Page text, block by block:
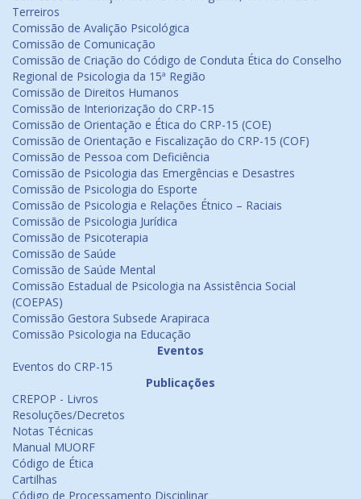
Terreiros
Comissão de Avalição Psicológica
Comissão de Comunicação
Comissão de Criação do Código de Conduta Ética do Conselho
Regional de Psicologia da 15ª Região
Comissão de Direitos Humanos
Comissão de Interiorização do CRP-15
Comissão de Orientação e Ética do CRP-15 (COE)
Comissão de Orientação e Fiscalização do CRP-15 (COF)
Comissão de Pessoa com Deficiência
Comissão de Psicologia das Emergências e Desastres
Comissão de Psicologia do Esporte
Comissão de Psicologia e Relações Étnico – Raciais
Comissão de Psicologia Jurídica
Comissão de Psicoterapia
Comissão de Saúde
Comissão de Saúde Mental
Comissão Estadual de Psicologia na Assistência Social
(COEPAS)
Comissão Gestora Subsede Arapiraca
Comissão Psicologia na Educação
Eventos
Eventos do CRP-15
Publicações
CREPOP - Livros
Resoluções/Decretos
Notas Técnicas
Manual MUORF
Código de Ética
Cartilhas
Código de Processamento Disciplinar